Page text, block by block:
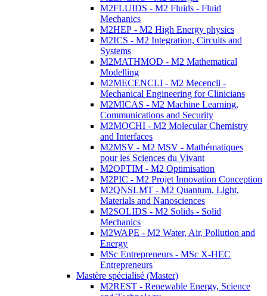
M2FLUIDS - M2 Fluids - Fluid
Mechanics
M2HEP - M2 High Energy physics
M2ICS - M2 Integration, Circuits and
Systems
M2MATHMOD - M2 Mathematical
Modelling
M2MECENCLI - M2 Mecencli -
Mechanical Engineering for Clinicians
M2MICAS - M2 Machine Learning,
Communications and Security
M2MOCHI - M2 Molecular Chemistry
and Interfaces
M2MSV - M2 MSV - Mathématiques
pour les Sciences du Vivant
M2OPTIM - M2 Optimisation
M2PIC - M2 Projet Innovation Conception
M2QNSLMT - M2 Quantum, Light,
Materials and Nanosciences
M2SOLIDS - M2 Solids - Solid
Mechanics
M2WAPE - M2 Water, Air, Pollution and
Energy
MSc Entrepreneurs - MSc X-HEC
Entrepreneurs
Mastère spécialisé (Master)
M2REST - Renewable Energy, Science